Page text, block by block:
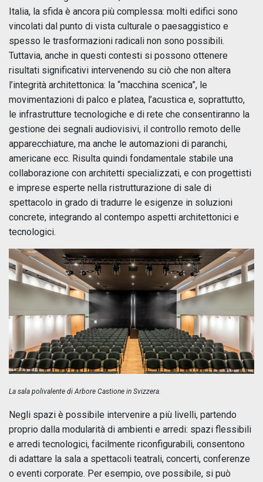
Italia, la sfida è ancora più complessa: molti edifici sono
vincolati dal punto di vista culturale o paesaggistico e
spesso le trasformazioni radicali non sono possibili.
Tuttavia, anche in questi contesti si possono ottenere
risultati significativi intervenendo su ciò che non altera
l’integrità architettonica: la “macchina scenica”, le
movimentazioni di palco e platea, l’acustica e, soprattutto,
le infrastrutture tecnologiche e di rete che consentiranno la
gestione dei segnali audiovisivi, il controllo remoto delle
apparecchiature, ma anche le automazioni di paranchi,
americane ecc. Risulta quindi fondamentale stabile una
collaborazione con architetti specializzati, e con progettisti
e imprese esperte nella ristrutturazione di sale di
spettacolo in grado di tradurre le esigenze in soluzioni
concrete, integrando al contempo aspetti architettonici e
tecnologici.
La sala polivalente di Arbore Castione in Svizzera.
Negli spazi è possibile intervenire a più livelli, partendo
proprio dalla modularità di ambienti e arredi: spazi flessibili
e arredi tecnologici, facilmente riconfigurabili, consentono
di adattare la sala a spettacoli teatrali, concerti, conferenze
o eventi corporate. Per esempio, ove possibile, si può